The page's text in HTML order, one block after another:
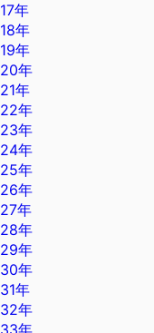
17年
18年
19年
20年
21年
22年
23年
24年
25年
26年
27年
28年
29年
30年
31年
32年